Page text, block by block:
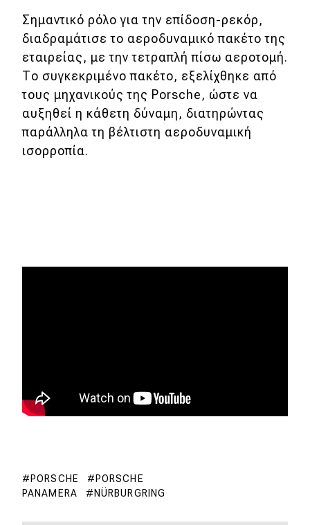
Σημαντικό ρόλο για την επίδοση-ρεκόρ,
διαδραμάτισε το αεροδυναμικό πακέτο της
εταιρείας, με την τετραπλή πίσω αεροτομή.
Το συγκεκριμένο πακέτο, εξελίχθηκε από
τους μηχανικούς της Porsche, ώστε να
αυξηθεί η κάθετη δύναμη, διατηρώντας
παράλληλα τη βέλτιστη αεροδυναμική
ισορροπία.
PORSCHE
PORSCHE
PANAMERA
NÜRBURGRING